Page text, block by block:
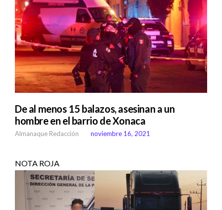
De al menos 15 balazos, asesinan a un
hombre en el barrio de Xonaca
Almanaque Redacción noviembre 16, 2021
NOTA ROJA